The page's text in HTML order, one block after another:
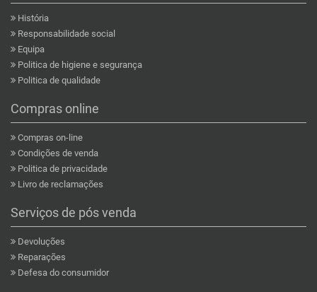
História
Responsabilidade social
Equipa
Politica de higiene e segurança
Politica de qualidade
Compras online
Compras on-line
Condições de venda
Politica de privacidade
Livro de reclamações
Serviços de pós venda
Devoluções
Reparações
Defesa do consumidor